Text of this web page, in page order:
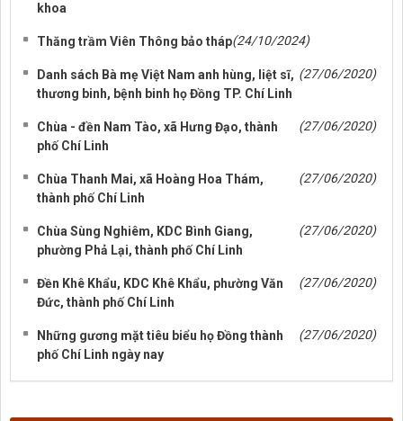
khoa
Thăng trầm Viên Thông bảo tháp(24/10/2024)
Danh sách Bà mẹ Việt Nam anh hùng, liệt sĩ,
thương binh, bệnh binh họ Đồng TP. Chí Linh
(27/06/2020)
Chùa - đền Nam Tào, xã Hưng Đạo, thành
phố Chí Linh
(27/06/2020)
Chùa Thanh Mai, xã Hoàng Hoa Thám,
thành phố Chí Linh
(27/06/2020)
Chùa Sùng Nghiêm, KDC Bình Giang,
phường Phả Lại, thành phố Chí Linh
(27/06/2020)
Đền Khê Khẩu, KDC Khê Khẩu, phường Văn
Đức, thành phố Chí Linh
(27/06/2020)
Những gương mặt tiêu biểu họ Đồng thành
phố Chí Linh ngày nay
(27/06/2020)